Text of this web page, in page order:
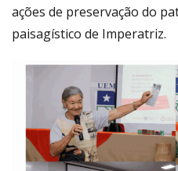
ações de preservação do
paisagístico de Imperatriz.